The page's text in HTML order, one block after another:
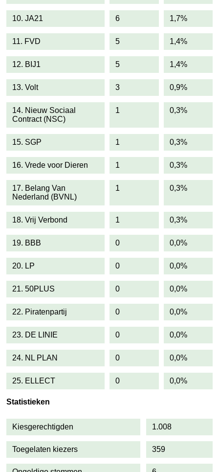
10. JA21 6 1,7%
11. FVD 5 1,4%
12. BIJ1 5 1,4%
13. Volt 3 0,9%
14. Nieuw Sociaal
Contract (NSC)
1 0,3%
15. SGP 1 0,3%
16. Vrede voor Dieren 1 0,3%
17. Belang Van
Nederland (BVNL)
1 0,3%
18. Vrij Verbond 1 0,3%
19. BBB 0 0,0%
20. LP 0 0,0%
21. 50PLUS 0 0,0%
22. Piratenpartij 0 0,0%
23. DE LINIE 0 0,0%
24. NL PLAN 0 0,0%
25. ELLECT 0 0,0%
Statistieken
Kiesgerechtigden 1.008
Toegelaten kiezers 359